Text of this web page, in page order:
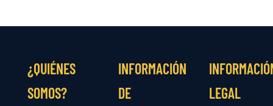
¿QUIÉNES
SOMOS?
INFORMACIÓN
DE
LEGAL